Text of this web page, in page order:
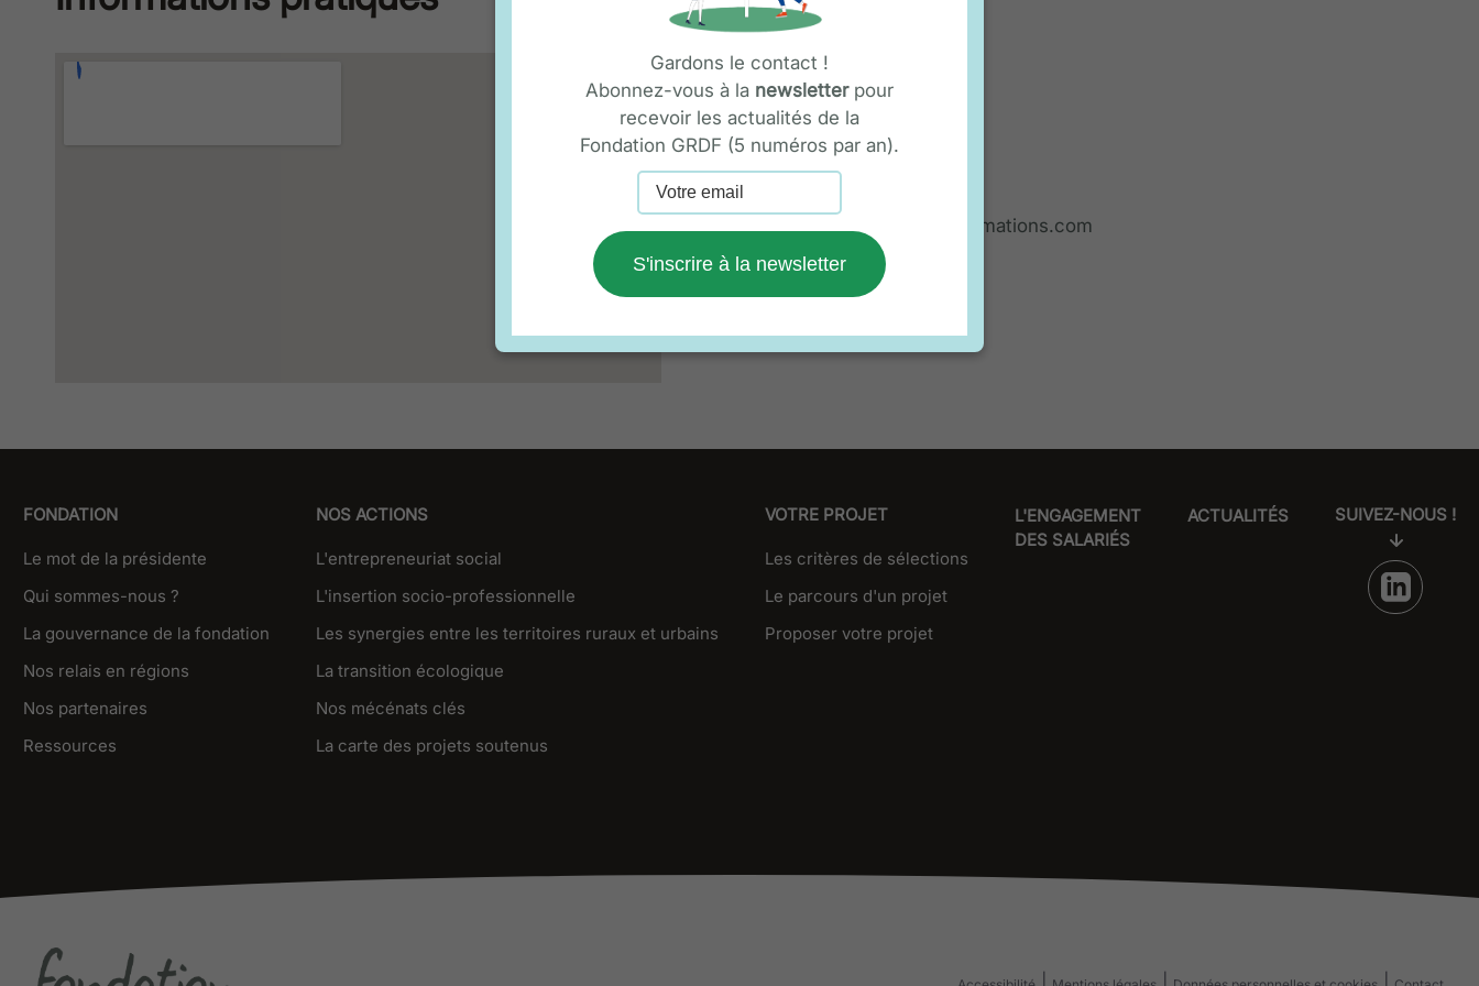
Cuisine Mode d'Emploi
7 rue Albert Marquet
75020 Paris
Adeline Colinot
restaurant-paris@cme-formations.com
Accéder au site
FONDATION
Le mot de la présidente
Qui sommes-nous ?
La gouvernance de la fondation
Nos relais en régions
Nos partenaires
Ressources
NOS ACTIONS
L'entrepreneuriat social
L'insertion socio-professionnelle
Les synergies entre les territoires ruraux et urbains
La transition écologique
Nos mécénats clés
La carte des projets soutenus
VOTRE PROJET
Les critères de sélections
Le parcours d'un projet
Proposer votre projet
L'ENGAGEMENT
DES SALARIÉS
ACTUALITÉS SUIVEZ-NOUS !
Gardons le contact !
Abonnez-vous à la newsletterpour
recevoir les actualités de la
Fondation GRDF (5 numéros par an).
S'inscrire à la newsletter